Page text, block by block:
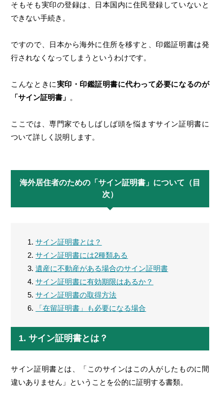
そもそも実印の登録は、日本国内に住民登録していないと
できない手続き。
ですので、日本から海外に住所を移すと、印鑑証明書は発
行されなくなってしまうというわけです。
こんなときに実印・印鑑証明書に代わって必要になるのが
「サイン証明書」 。
ここでは、専門家でもしばしば頭を悩ますサイン証明書に
ついて詳しく説明します。
海外居住者のための「サイン証明書」について（目
次）
サイン証明書とは？
サイン証明書には2種類ある
遺産に不動産がある場合のサイン証明書
サイン証明書に有効期限はあるか？
サイン証明書の取得方法
「在留証明書」も必要になる場合
1. サイン証明書とは？
サイン証明書とは、「このサインはこの人がしたものに間
違いありません」ということを公的に証明する書類。